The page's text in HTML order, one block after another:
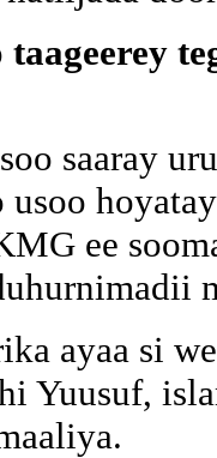
saaray
usoo
ee
ayaa si
Yuusuf,